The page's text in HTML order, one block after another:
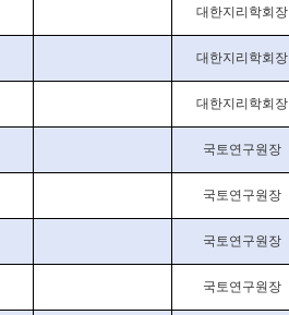
대한지리학회장
대한지리학회장
대한지리학회장
국토연구원장
국토연구원장
국토연구원장
국토연구원장